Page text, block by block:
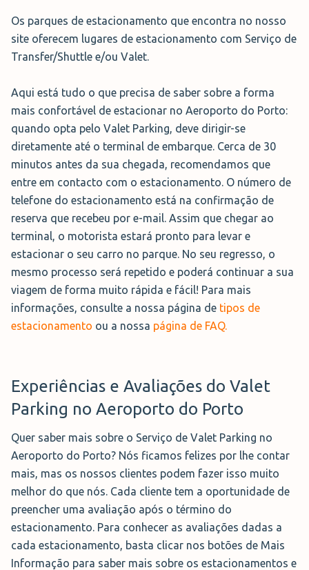
Reserva Ahora →
Aberto e vigiado 24h
apenas 3 minutos do Aeroporto
preocupar com esse desvio, pois
o seu carro diretamente no terminal, onde um motorista
o vai apanhar e estacionar por si. O Izi Park oferece
lugares não cobertos
e pode contratar a
enquanto viaja. Se o seu
carro for
elétrico,
também o poderá carregar no estacionamento.
Reserva Ahora →
Prime Park Valet
Comlugares cobertos e
descobertosà sua escolha, o
Parking está situado muito perto
do Aeroporto do Porto.
horas
vigiado de forma permanente
CCTV. Também está disponível
carregamento para
carros elétricos
, caso precise desse serviço.
Reserva Ahora →
Os parques de estacionamento que encontra no nosso
site oferecem lugares de estacionamento com Serviço de
Transfer/Shuttle e/ou Valet.
Aqui está tudo o que precisa de saber sobre a forma
mais confortável de estacionar no Aeroporto do Porto:
quando opta pelo Valet Parking, deve dirigir-se
diretamente até o terminal de embarque. Cerca de 30
minutos antes da sua chegada, recomendamos que
entre em contacto com o estacionamento. O número de
telefone do estacionamento está na confirmação de
reserva que recebeu por e-mail. Assim que chegar ao
terminal, o motorista estará pronto para levar e
estacionar o seu carro no parque. No seu regresso, o
mesmo processo será repetido e poderá continuar a sua
viagem de forma muito rápida e fácil! Para mais
informações, consulte a nossa página de tipos de
estacionamento ou a nossa página de FAQ.
Experiências e Avaliações do Valet
Parking no Aeroporto do Porto
Quer saber mais sobre o Serviço de Valet Parking no
Aeroporto do Porto? Nós ficamos felizes por lhe contar
mais, mas os nossos clientes podem fazer isso muito
melhor do que nós. Cada cliente tem a oportunidade de
preencher uma avaliação após o término do
estacionamento. Para conhecer as avaliações dadas a
cada estacionamento, basta clicar nos botões de Mais
Informação para saber mais sobre os estacionamentos e